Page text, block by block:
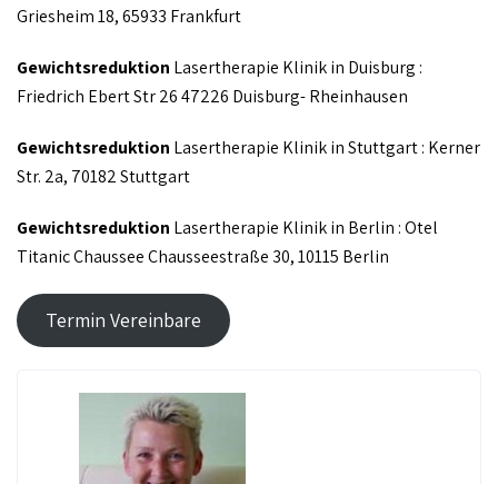
Griesheim 18, 65933 Frankfurt
Gewichtsreduktion Lasertherapie Klinik in Duisburg :
Friedrich Ebert Str 26 47226 Duisburg- Rheinhausen
Gewichtsreduktion Lasertherapie Klinik in Stuttgart : Kerner
Str. 2a, 70182 Stuttgart
Gewichtsreduktion Lasertherapie Klinik in Berlin : Otel
Titanic Chaussee Chausseestraße 30, 10115 Berlin
Termin Vereinbare